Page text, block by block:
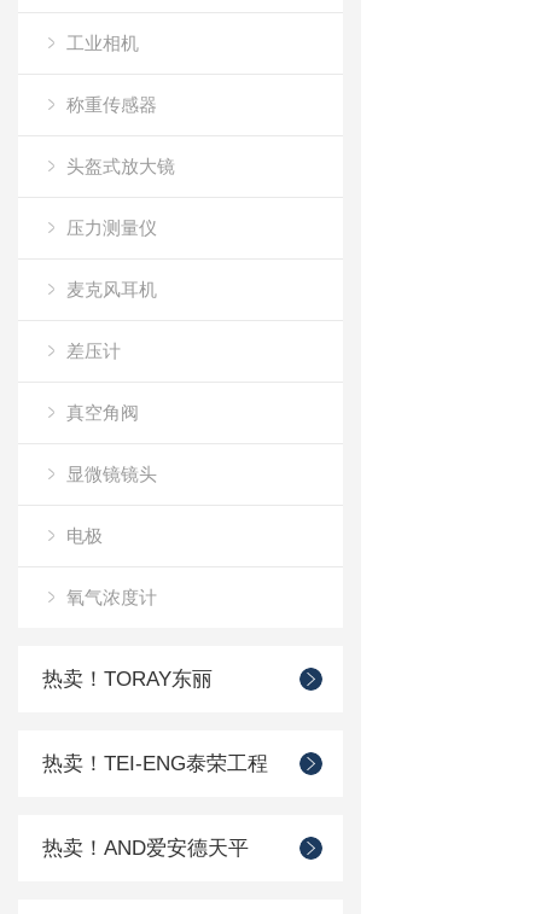
工业相机
称重传感器
头盔式放大镜
压力测量仪
麦克风耳机
差压计
真空角阀
显微镜镜头
电极
氧气浓度计
热卖！TORAY东丽
热卖！TEI-ENG泰荣工程
热卖！AND爱安德天平